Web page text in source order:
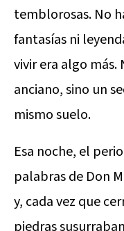
temblorosas. No
fantasías ni
vivir era algo más.
anciano, sino un
mismo suelo.
Esa noche, el
palabras de Don
y, cada vez que
piedras